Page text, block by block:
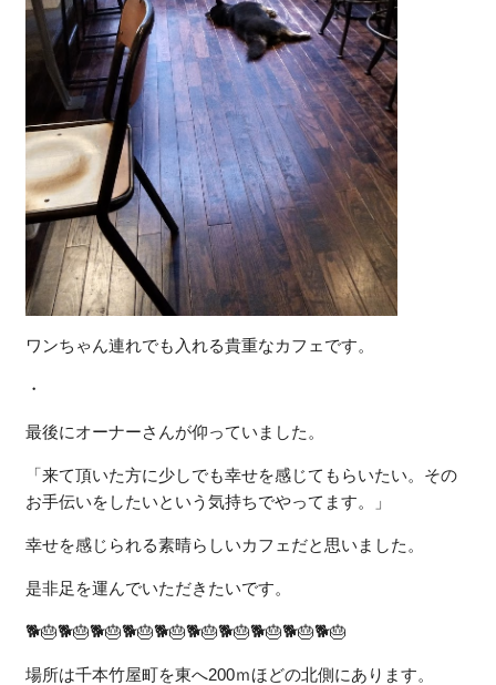
ワンちゃん連れでも入れる貴重なカフェです。
・
最後にオーナーさんが仰っていました。
「来て頂いた方に少しでも幸せを感じてもらいたい。その
お手伝いをしたいという気持ちでやってます。」
幸せを感じられる素晴らしいカフェだと思いました。
是非足を運んでいただきたいです。
🐕🎂🐕🎂🐕🎂🐕🎂🐕🎂🐕🎂🐕🎂🐕🎂🐕🎂🐕🎂
場所は千本竹屋町を東へ200ｍほどの北側にあります。